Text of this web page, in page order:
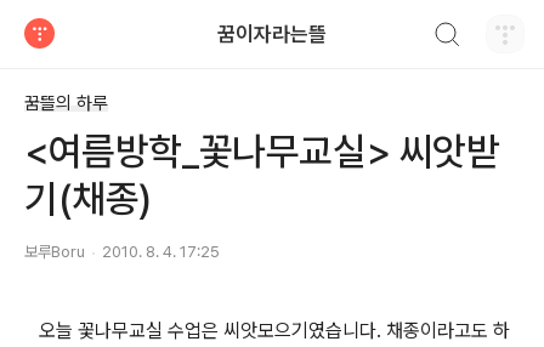
꿈이자라는뜰
꿈뜰의 하루
<여름방학_꽃나무교실> 씨앗받
기(채종)
보루Boru 2010. 8. 4. 17:25
오늘 꽃나무교실 수업은 씨앗모으기였습니다. 채종이라고도 하